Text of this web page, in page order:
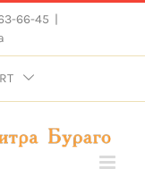
66-45 |